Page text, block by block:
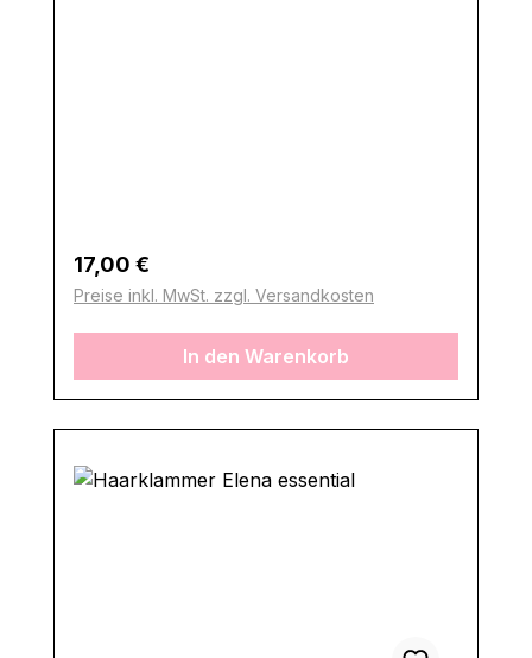
Regulärer Preis:
17,00 €
Preise inkl. MwSt. zzgl. Versandkosten
In den Warenkorb